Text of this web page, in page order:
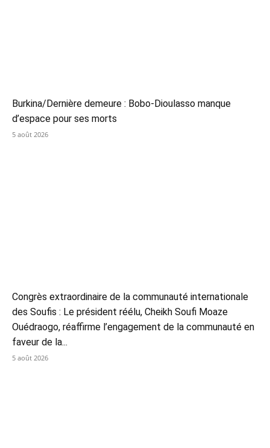
Burkina/Dernière demeure : Bobo-Dioulasso manque
d’espace pour ses morts
5 août 2026
Congrès extraordinaire de la communauté internationale
des Soufis : Le président réélu, Cheikh Soufi Moaze
Ouédraogo, réaffirme l’engagement de la communauté en
faveur de la...
5 août 2026